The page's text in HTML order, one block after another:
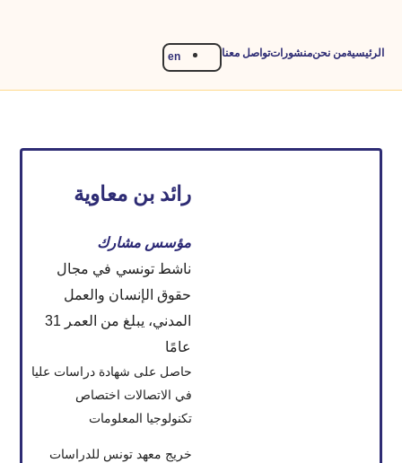
الرئيسيةمن نحنمنشوراتتواصل معنا en
رائد بن معاوية
مؤسس مشارك
ناشط تونسي في مجال
حقوق الإنسان والعمل
المدني، يبلغ من العمر 31
عامًا
حاصل على شهادة دراسات عليا
في الاتصالات اختصاص
تكنولوجيا المعلومات
خريج معهد تونس للدراسات